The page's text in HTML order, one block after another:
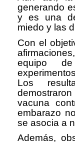
generando
y es una
miedo y las
Con el
equipo de
Los
vacuna
embarazo
se asocia a
Además,